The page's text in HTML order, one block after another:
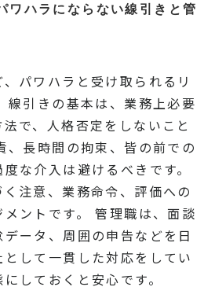
ワハラにならない線引きと管
パワハラと受け取られるリ
線引きの基本は、業務上必要
で、人格否定をしないこと
、長時間の拘束、皆の前での
な介入は避けるべきです。
注意、業務命令、評価への
ントです。 管理職は、面談
ータ、周囲の申告などを日
して一貫した対応をしてい
しておくと安心です。